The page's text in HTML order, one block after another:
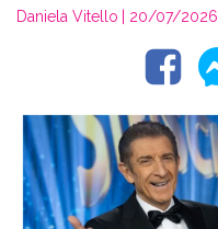
Daniela Vitello | 20/07/2026